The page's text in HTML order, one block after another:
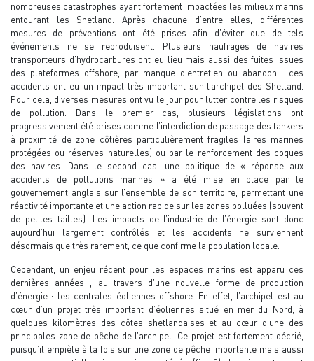
nombreuses catastrophes ayant fortement impactées les milieux marins
entourant les Shetland. Après chacune d’entre elles, différentes
mesures de préventions ont été prises afin d’éviter que de tels
événements ne se reproduisent. Plusieurs naufrages de navires
transporteurs d’hydrocarbures ont eu lieu mais aussi des fuites issues
des plateformes offshore, par manque d’entretien ou abandon : ces
accidents ont eu un impact très important sur l’archipel des Shetland.
Pour cela, diverses mesures ont vu le jour pour lutter contre les risques
de pollution. Dans le premier cas, plusieurs législations ont
progressivement été prises comme l’interdiction de passage des tankers
à proximité de zone côtières particulièrement fragiles (aires marines
protégées ou réserves naturelles) ou par le renforcement des coques
des navires. Dans le second cas, une politique de « réponse aux
accidents de pollutions marines » a été mise en place par le
gouvernement anglais sur l’ensemble de son territoire, permettant une
réactivité importante et une action rapide sur les zones polluées (souvent
de petites tailles). Les impacts de l’industrie de l’énergie sont donc
aujourd’hui largement contrôlés et les accidents ne surviennent
désormais que très rarement, ce que confirme la population locale.
Cependant, un enjeu récent pour les espaces marins est apparu ces
dernières années , au travers d’une nouvelle forme de production
d’énergie : les centrales éoliennes offshore. En effet, l’archipel est au
cœur d’un projet très important d’éoliennes situé en mer du Nord, à
quelques kilomètres des côtes shetlandaises et au cœur d’une des
principales zone de pêche de l’archipel. Ce projet est fortement décrié,
puisqu’il empiète à la fois sur une zone de pêche importante mais aussi